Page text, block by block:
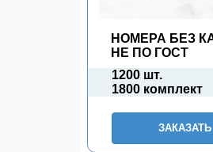
НОМЕРА БЕЗ
НЕ ПО ГОСТ
1200 шт.
1800 комплект
ЗАКАЗАТЬ